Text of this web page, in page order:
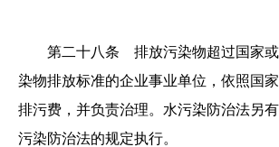
第二十八条 排放污染物超过国家
染物排放标准的企业事业单位，依照国
排污费，并负责治理。水污染防治法另
污染防治法的规定执行。